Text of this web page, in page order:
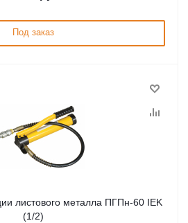
Под заказ
листового металла ПГПн-60 IEK
(1/2)